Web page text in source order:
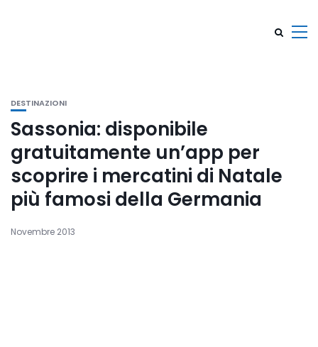
DESTINAZIONI
Sassonia: disponibile
gratuitamente un’app per
scoprire i mercatini di Natale
più famosi della Germania
Novembre 2013